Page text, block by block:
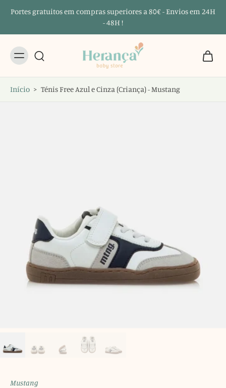
Portes gratuitos em compras superiores a 80€ - Envios em 24H
- 48H !
Início > Ténis Free Azul e Cinza (Criança) - Mustang
Mustang